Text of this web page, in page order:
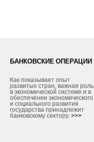
БАНКОВСКИЕ ОПЕРАЦИИ
Как показывает опыт
развитых стран, важная роль
в экономической системе и в
обеспечении экономического
и социального развития
государства принадлежит
банковскому сектору. >>>